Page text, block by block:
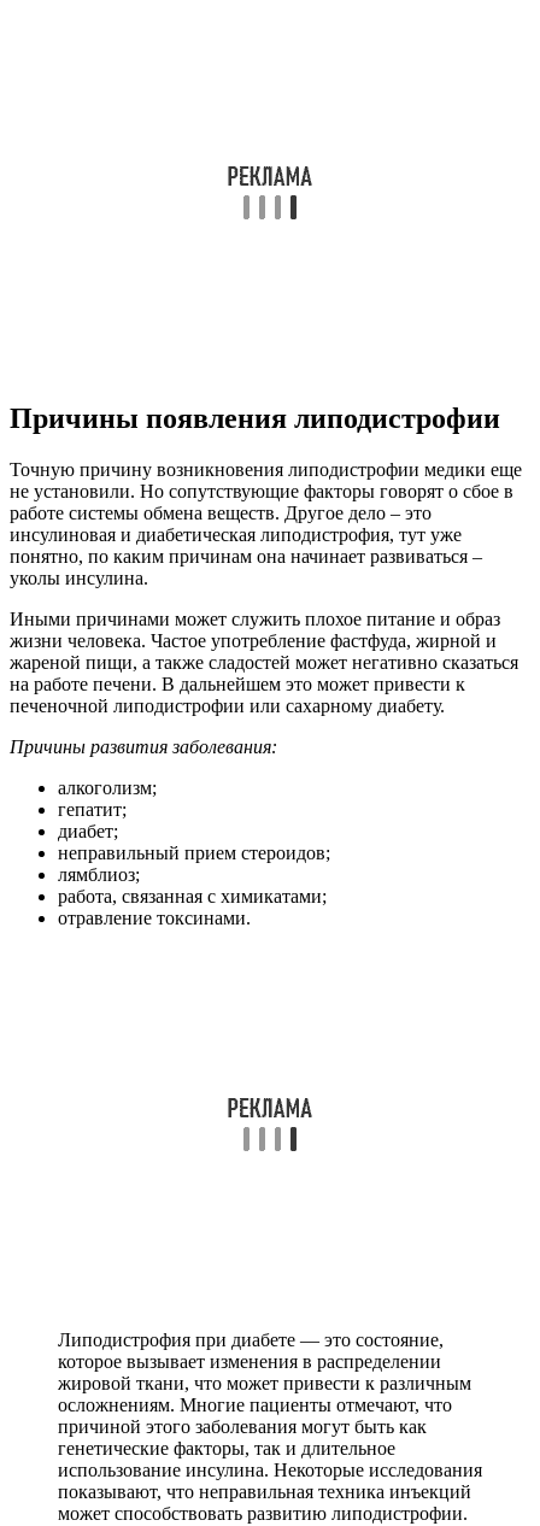
Причины появления липодистрофии
Точную причину возникновения липодистрофии медики еще
не установили. Но сопутствующие факторы говорят о сбое в
работе системы обмена веществ. Другое дело – это
инсулиновая и диабетическая липодистрофия, тут уже
понятно, по каким причинам она начинает развиваться –
уколы инсулина.
Иными причинами может служить плохое питание и образ
жизни человека. Частое употребление фастфуда, жирной и
жареной пищи, а также сладостей может негативно сказаться
на работе печени. В дальнейшем это может привести к
печеночной липодистрофии или сахарному диабету.
Причины развития заболевания:
алкоголизм;
гепатит;
диабет;
неправильный прием стероидов;
лямблиоз;
работа, связанная с химикатами;
отравление токсинами.
Липодистрофия при диабете — это состояние,
которое вызывает изменения в распределении
жировой ткани, что может привести к различным
осложнениям. Многие пациенты отмечают, что
причиной этого заболевания могут быть как
генетические факторы, так и длительное
использование инсулина. Некоторые исследования
показывают, что неправильная техника инъекций
может способствовать развитию липодистрофии.